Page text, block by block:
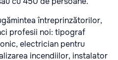
întreprinzătorilor,
profesii noi: tipograf
electrician pentru
incendiilor, instalator